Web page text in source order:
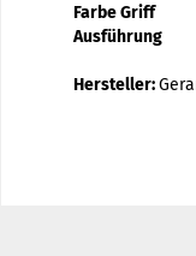
Farbe Griff
Ausführung
Hersteller: